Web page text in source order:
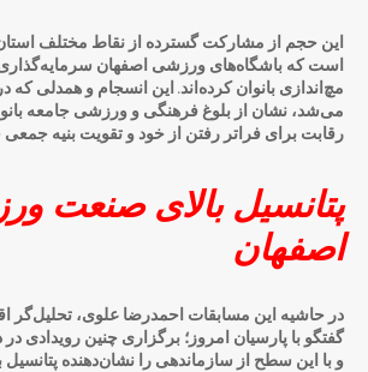
این حجم از مشارکت گسترده از نقاط مختلف
است که باشگاه‌های ورزشی اصفهان
مچ‌اندازی بانوان کرده‌اند. این انسجام و همدلی که
می‌شد، نشان از بلوغ فرهنگی و ورزشی جامعه
رقابت برای فراتر رفتن از خود و تقویت بنیه
پتانسیل بالای صنعت
اصفهان
در حاشیه این مسابقات احمدرضا علوی، تحلیل‌گر
گفتگو با پارسیان امروز؛ برگزاری چنین رویدادی
و با این سطح از سازماندهی را نشان‌دهنده